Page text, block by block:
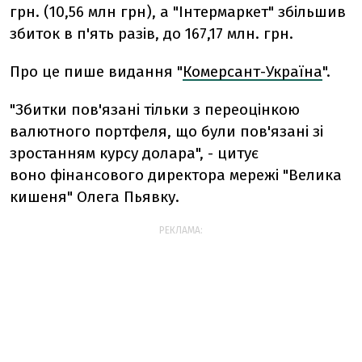
грн. (10,56 млн грн), а "Інтермаркет" збільшив
збиток в п'ять разів, до 167,17 млн. грн.
Про це пише видання "Комерсант-Україна".
"Збитки пов'язані тільки з переоцінкою
валютного портфеля, що були пов'язані зі
зростанням курсу долара", - цитує
воно фінансового директора мережі "Велика
кишеня" Олега Пьявку.
РЕКЛАМА: